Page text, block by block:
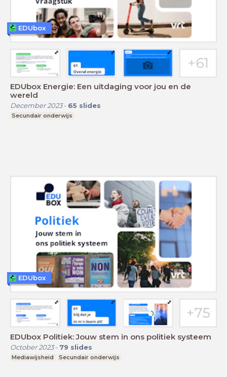
EDUbox Energie: Een uitdaging voor jou en de
wereld
December 2023- 65 slides
Secundair onderwijs
EDUbox
EDUbox Politiek: Jouw stem in ons politiek systeem
October 2023- 79 slides
Mediawijsheid Secundair onderwijs
EDUbox